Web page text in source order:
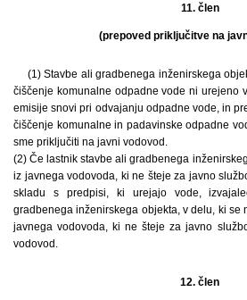
11. člen
(prepoved priključitve na
(1) Stavbe ali gradbenega inženirskega
čiščenje komunalne odpadne vode ni urejeno
emisije snovi pri odvajanju odpadne vode, in
čiščenje komunalne in padavinske odpadne
sme priključiti na javni vodovod.
(2) Če lastnik stavbe ali gradbenega
iz javnega vodovoda, ki ne šteje za javno
skladu s predpisi, ki urejajo vode,
gradbenega inženirskega objekta, v delu, ki se
javnega vodovoda, ki ne šteje za javno
vodovod.
12. člen